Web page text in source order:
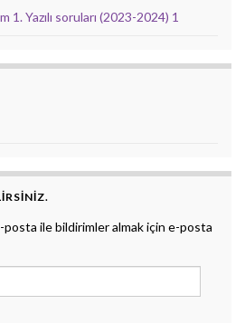
1. Yazılı soruları (2023-2024) 1
ile bildirimler almak için e-posta